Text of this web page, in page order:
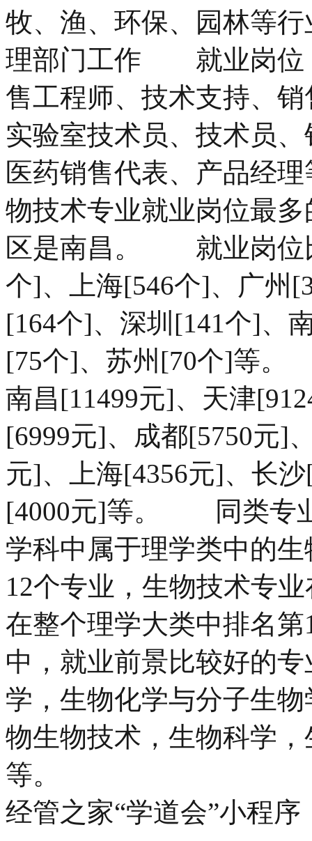
牧、渔、环保、园林等
理部门工作 就业岗
售工程师、技术支持、
实验室技术员、技术员
医药销售代表、产品
物技术专业就业岗位最
区是南昌。 就业岗位
个]、上海[546个]、广州
[164个]、深圳[141个]、
[75个]、苏州[70个]等
南昌[11499元]、天津
[6999元]、成都[5750元]
元]、上海[4356元]、长
[4000元]等。 同类专
学科中属于理学类中的
12个专业，生物技术专
在整个理学大类中排名
中，就业前景比较好的
学，生物化学与分子生
物生物技术，生物科学
等。
经管之家“学道会”小程序